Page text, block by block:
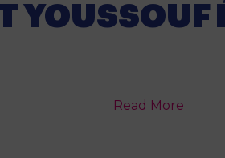
YOUSSOUF
Read More